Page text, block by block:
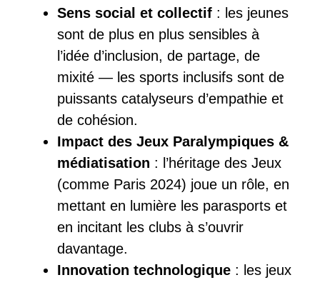
Sens social et collectif : les jeunes
sont de plus en plus sensibles à
l’idée d’inclusion, de partage, de
mixité — les sports inclusifs sont de
puissants catalyseurs d’empathie et
de cohésion.
Impact des Jeux Paralympiques &
médiatisation : l’héritage des Jeux
(comme Paris 2024) joue un rôle, en
mettant en lumière les parasports et
en incitant les clubs à s’ouvrir
davantage.
Innovation technologique : les jeux